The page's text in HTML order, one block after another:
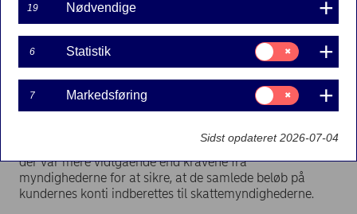
I nordiske medier er Nordea International Private
Banking i Luxembourg blevet portrætteret som
leverandør af skattelykonstruktioner til sine
kunder. På den baggrund ønsker vi at komme med
Nordea tager kraftigt afstand fra skatteunddragelse.
Allerede i slutningen af 2009 tog Nordea International
Private Banking i Luxembourg proaktive forholdsregler,
der var mere vidtgående end kravene fra
myndighederne for at sikre, at de samlede beløb på
kundernes konti indberettes til skattemyndighederne.
19 Nødvendige
6 Statistik
Samtykke
til:
Statistik
7 Markedsføring
Samtykke
til:
Markedsføring
Sidst opdateret 2026-07-04